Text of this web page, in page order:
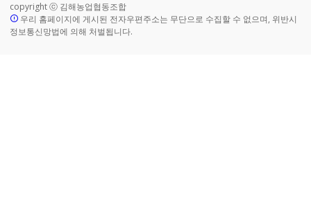
copyright ⓒ 김해농업협동조합
우리 홈페이지에 게시된 전자우편주소는 무단으로 수집할 수 없으며, 위반시
정보통신망법에 의해 처벌됩니다.